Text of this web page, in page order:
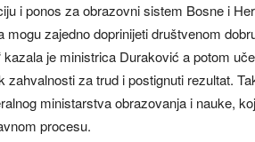
i ponos za obrazovni sistem Bosne i
mogu zajedno doprinijeti društvenom
kazala je ministrica Duraković a potom
zahvalnosti za trud i postignuti rezultat.
ministarstva obrazovanja i nauke,
procesu.